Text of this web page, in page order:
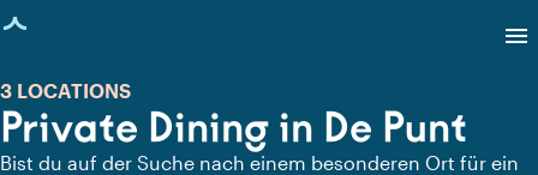
geladen
menu
Private Dining in De Punt
3 LOCATIONS
Bist du auf der Suche nach einem besonderen Ort für ein